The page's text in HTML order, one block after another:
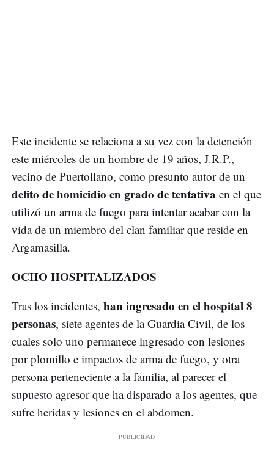
Este incidente se relaciona a su vez con la detención
este miércoles de un hombre de 19 años, J.R.P.,
vecino de Puertollano, como presunto autor de un
delito de homicidio en grado de tentativa en el que
utilizó un arma de fuego para intentar acabar con la
vida de un miembro del clan familiar que reside en
Argamasilla.
OCHO HOSPITALIZADOS
Tras los incidentes, han ingresado en el hospital 8
personas, siete agentes de la Guardia Civil, de los
cuales solo uno permanece ingresado con lesiones
por plomillo e impactos de arma de fuego, y otra
persona perteneciente a la familia, al parecer el
supuesto agresor que ha disparado a los agentes, que
sufre heridas y lesiones en el abdomen.